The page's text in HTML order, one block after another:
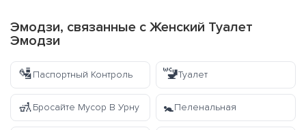
Эмодзи, связанные с Женский Туалет
Эмодзи
🛂Паспортный Контроль 🚾Туалет
🚮Бросайте Мусор В Урну 🚼Пеленальная